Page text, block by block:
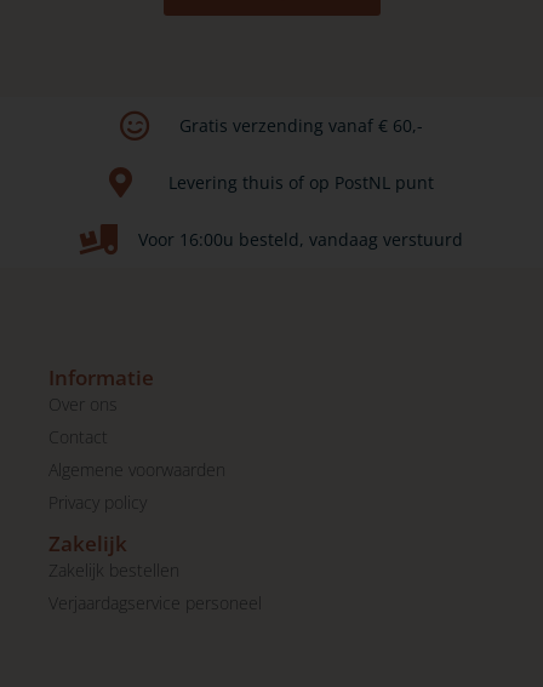
Gratis verzending vanaf € 60,-​
Levering thuis of op PostNL punt​
Voor 16:00u besteld, vandaag verstuurd
Informatie
Over ons
Contact
Algemene voorwaarden
Privacy policy
Zakelijk
Zakelijk bestellen
Verjaardagservice personeel